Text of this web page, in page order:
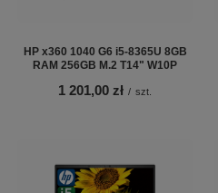
HP x360 1040 G6 i5-8365U 8GB
RAM 256GB M.2 T14" W10P
1 201,00 zł / szt.